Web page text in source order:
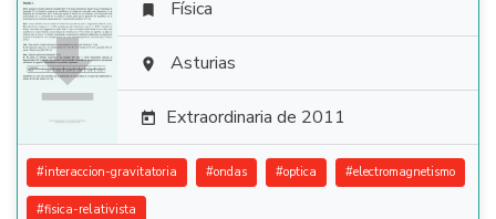

 Física
 Asturias
 Extraordinaria de 2011
#interaccion-gravitatoria #ondas #optica #electromagnetismo
#fisica-relativista